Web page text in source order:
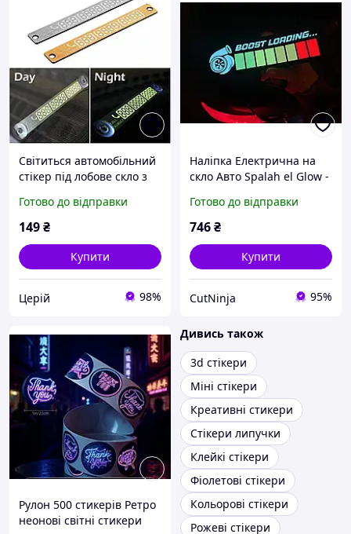
Світиться автомобільний
стікер під лобове скло з
автомобільний
автовизитка для
Готово до відправки
149₴
Купити
Церій 98%
Наліпка Електрична на
скло Авто Spalah el Glow -
режимів горіння з
анімацією!
Готово до відправки
746₴
Купити
CutNinja 95%
Рулон 500 стикерів Ретро
неонові світні стикери
Дивись також
3d стікери
Міні стікери
Креативні стикери
Стікери липучки
Клейкі стікери
Фіолетові стікери
Кольорові стікери
Рожеві стікери